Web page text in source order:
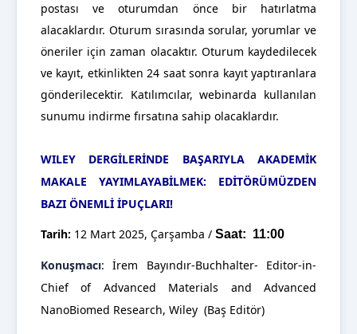
postası ve oturumdan önce bir hatırlatma
alacaklardır. Oturum sırasında sorular, yorumlar ve
öneriler için zaman olacaktır. Oturum kaydedilecek
ve kayıt, etkinlikten 24 saat sonra kayıt yaptıranlara
gönderilecektir. Katılımcılar, webinarda kullanılan
sunumu indirme fırsatına sahip olacaklardır.
WILEY DERGİLERİNDE BAŞARIYLA AKADEMİK
MAKALE YAYIMLAYABİLMEK: EDİTÖRÜMÜZDEN
BAZI ÖNEMLİ İPUÇLARI!
Tarih: 12 Mart 2025, Çarşamba / Saat: 11:00
Konuşmacı: İrem Bayındır-Buchhalter- Editor-in-
Chief of Advanced Materials and Advanced
NanoBiomed Research, Wiley (Baş Editör)